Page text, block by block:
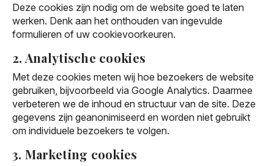
Deze cookies zijn nodig om de website goed te laten
werken. Denk aan het onthouden van ingevulde
formulieren of uw cookievoorkeuren.
2. Analytische cookies
Met deze cookies meten wij hoe bezoekers de website
gebruiken, bijvoorbeeld via Google Analytics. Daarmee
verbeteren we de inhoud en structuur van de site. Deze
gegevens zijn geanonimiseerd en worden niet gebruikt
om individuele bezoekers te volgen.
3. Marketing cookies